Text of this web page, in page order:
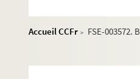
Accueil CCFr >
FSE-003572.